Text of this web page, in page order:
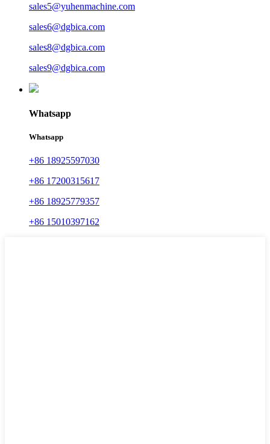
sales5@yuhenmachine.com
sales6@dgbica.com
sales8@dgbica.com
sales9@dgbica.com
Whatsapp
Whatsapp
+86 18925597030
+86 17200315617
+86 18925779357
+86 15010397162